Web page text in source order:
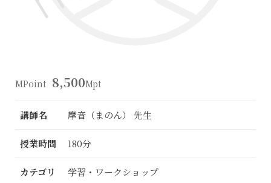
MPoint 8,500Mpt
講師名 摩音（まのん） 先生
授業時間 180分
カテゴリ
学習・ワークショップ